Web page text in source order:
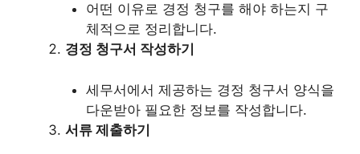
어떤 이유로 경정 청구를 해야 하는지 구
체적으로 정리합니다.
경정 청구서 작성하기
세무서에서 제공하는 경정 청구서 양식을
다운받아 필요한 정보를 작성합니다.
서류 제출하기